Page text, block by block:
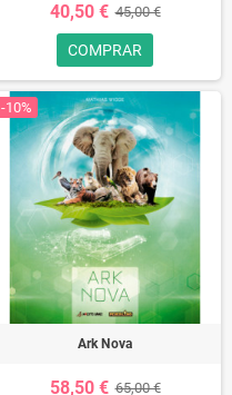
40,50 € 45,00 €
COMPRAR
-10%
Ark Nova
58,50 € 65,00 €